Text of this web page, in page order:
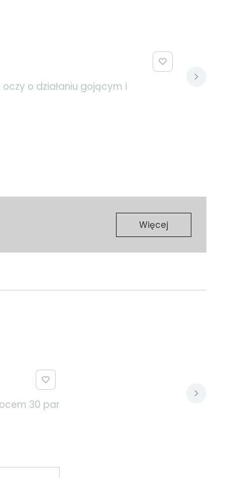
oczy o działaniu gojącym i
Więcej
30 par